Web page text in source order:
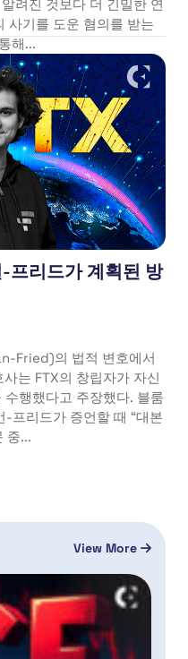
려진 것보다 더 긴밀한 연
사기를 도운 혐의를 받는
해...
프리드가 계획된 방
Fried)의 법적 변호에서
는 FTX의 창립자가 자신
행했다고 주장했다. 블룸
프리드가 증언할 때 “대본
중...
View More